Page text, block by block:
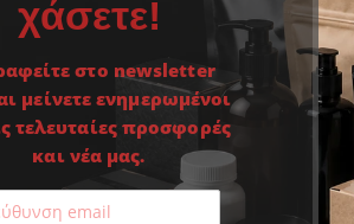
χάσετε!
στο newsletter
μείνετε ενημερωμένοι
τελευταίες προσφορές
και νέα μας.